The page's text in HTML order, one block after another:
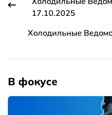
17.10.2025
Холодильные
В фокусе